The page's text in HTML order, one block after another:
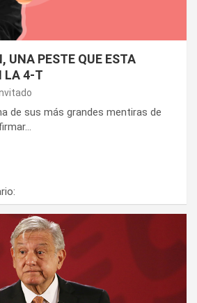
UNA PESTE QUE ESTA
LA 4-T
de sus más grandes mentiras de